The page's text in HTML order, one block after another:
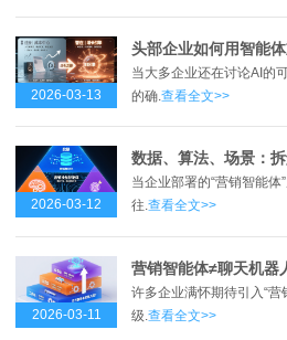
2026-03-13
头部企业如何用智能
当大多企业还在讨论AI的
的确. 查看全文>>
2026-03-12
数据、算法、场景：
当企业部署的“营销智能
往.查看全文>>
2026-03-11
许多企业满怀期待引入“
级.查看全文>>